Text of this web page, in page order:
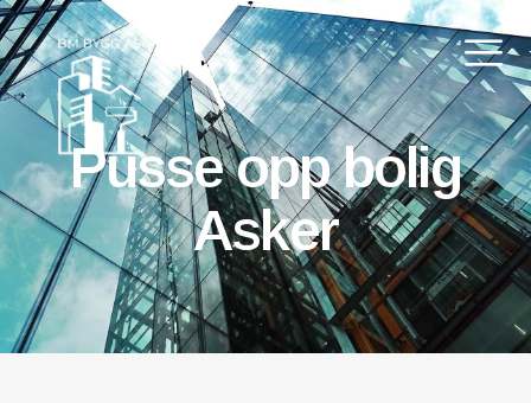
Pusse opp bolig
Asker